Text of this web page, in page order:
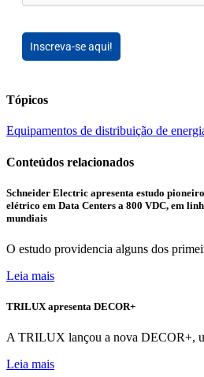
Inscreva-se aqui!
Tópicos
Equipamentos de distribuição de
Conteúdos relacionados
Schneider Electric apresenta estudo
elétrico em Data Centers a 800 VDC, em
mundiais
O estudo providencia alguns dos
Leia mais
TRILUX apresenta DECOR+
A TRILUX lançou a nova DECOR+,
Leia mais